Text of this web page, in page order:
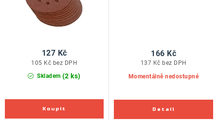
Skladem (2 ks)
105 Kč bez DPH
127 Kč
Momentálně nedostupné
137 Kč bez DPH
166 Kč